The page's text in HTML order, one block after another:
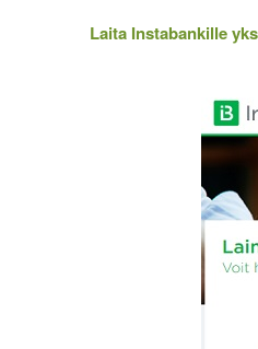
Laita Instabankille